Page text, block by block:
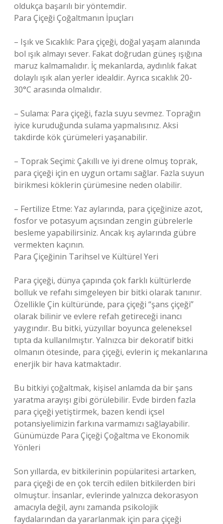
oldukça başarılı bir yöntemdir.
Para Çiçeği Çoğaltmanın İpuçları
– Işık ve Sıcaklık: Para çiçeği, doğal yaşam alanında
bol ışık almayı sever. Fakat doğrudan güneş ışığına
maruz kalmamalıdır. İç mekanlarda, aydınlık fakat
dolaylı ışık alan yerler idealdir. Ayrıca sıcaklık 20-
30°C arasında olmalıdır.
– Sulama: Para çiçeği, fazla suyu sevmez. Toprağın
iyice kuruduğunda sulama yapmalısınız. Aksi
takdirde kök çürümeleri yaşanabilir.
– Toprak Seçimi: Çakıllı ve iyi drene olmuş toprak,
para çiçeği için en uygun ortamı sağlar. Fazla suyun
birikmesi köklerin çürümesine neden olabilir.
– Fertilize Etme: Yaz aylarında, para çiçeğinize azot,
fosfor ve potasyum açısından zengin gübrelerle
besleme yapabilirsiniz. Ancak kış aylarında gübre
vermekten kaçının.
Para Çiçeğinin Tarihsel ve Kültürel Yeri
Para çiçeği, dünya çapında çok farklı kültürlerde
bolluk ve refahı simgeleyen bir bitki olarak tanınır.
Özellikle Çin kültüründe, para çiçeği “şans çiçeği”
olarak bilinir ve evlere refah getireceği inancı
yaygındır. Bu bitki, yüzyıllar boyunca geleneksel
tıpta da kullanılmıştır. Yalnızca bir dekoratif bitki
olmanın ötesinde, para çiçeği, evlerin iç mekanlarına
enerjik bir hava katmaktadır.
Bu bitkiyi çoğaltmak, kişisel anlamda da bir şans
yaratma arayışı gibi görülebilir. Evde birden fazla
para çiçeği yetiştirmek, bazen kendi içsel
potansiyelimizin farkına varmamızı sağlayabilir.
Günümüzde Para Çiçeği Çoğaltma ve Ekonomik
Yönleri
Son yıllarda, ev bitkilerinin popülaritesi artarken,
para çiçeği de en çok tercih edilen bitkilerden biri
olmuştur. İnsanlar, evlerinde yalnızca dekorasyon
amacıyla değil, aynı zamanda psikolojik
faydalarından da yararlanmak için para çiçeği